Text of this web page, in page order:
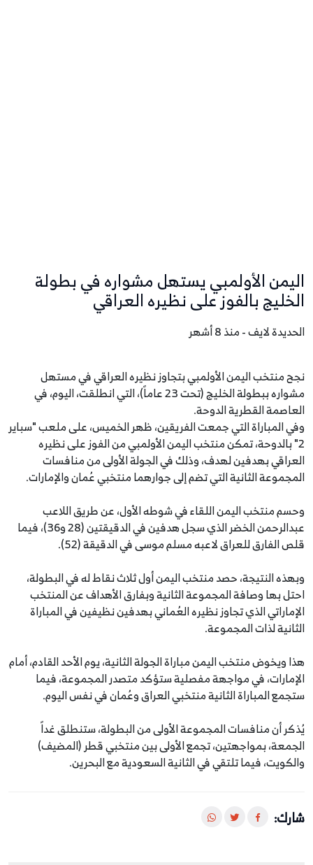
اليمن الأولمبي يستهل مشواره في بطولة
الخليج بالفوز على نظيره العراقي
الحديدة لايف - منذ 8 أشهر
نجح منتخب اليمن الأولمبي بتجاوز نظيره العراقي في مستهل
مشواره ببطولة الخليج (تحت 23 عاماً)، التي انطلقت، اليوم، في
العاصمة القطرية الدوحة.
وفي المباراة التي جمعت الفريقين، ظهر الخميس، على ملعب "سباير
2" بالدوحة، تمكن منتخب اليمن الأولمبي من الفوز على نظيره
العراقي بهدفين لهدف، وذلك في الجولة الأولى من منافسات
المجموعة الثانية التي تضم إلى جوارهما منتخبي عُمان والإمارات.
وحسم منتخب اليمن اللقاء في شوطه الأول، عن طريق اللاعب
عبدالرحمن الخضر الذي سجل هدفين في الدقيقتين (28 و36)، فيما
قلص الفارق للعراق لاعبه مسلم موسى في الدقيقة (52).
وبهذه النتيجة، حصد منتخب اليمن أول ثلاث نقاط له في البطولة،
احتل بها وصافة المجموعة الثانية وبفارق الأهداف عن المنتخب
الإماراتي الذي تجاوز نظيره العُماني بهدفين نظيفين في المباراة
الثانية لذات المجموعة.
هذا ويخوض منتخب اليمن مباراة الجولة الثانية، يوم الأحد القادم، أمام
الإمارات، في مواجهة مفصلية ستؤكد متصدر المجموعة، فيما
ستجمع المباراة الثانية منتخبي العراق وعُمان في نفس اليوم.
يُذكر أن منافسات المجموعة الأولى من البطولة، ستنطلق غداً
الجمعة، بمواجهتين، تجمع الأولى بين منتخبي قطر (المضيف)
والكويت، فيما تلتقي في الثانية السعودية مع البحرين.
شارك: